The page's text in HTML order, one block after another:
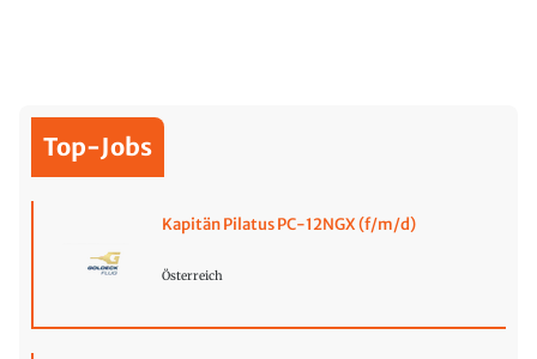
Top-Jobs
Kapitän Pilatus PC-12NGX (f/m/d)
Österreich